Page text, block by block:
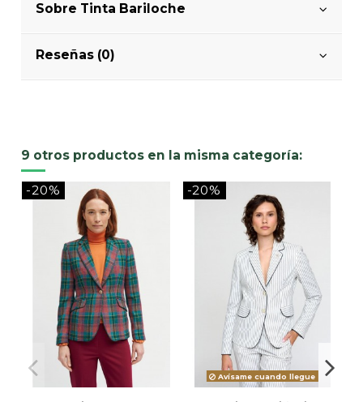
Sobre Tinta Bariloche
Reseñas (0)
9 otros productos en la misma categoría:
-20% -20%
Avísame cuando llegue